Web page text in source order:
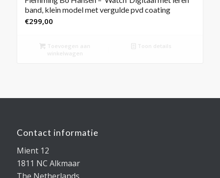
band, klein model met vergulde pvd coating
€299,00
Toevoegen aan
winkelwagen
Toon details
Contact informatie
Mient 12
1811 NC Alkmaar